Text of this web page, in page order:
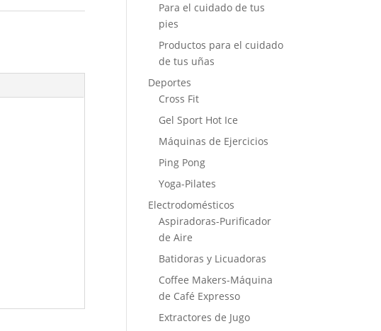
Para el cuidado de tus
pies
Productos para el cuidado
de tus uñas
Deportes
Cross Fit
Gel Sport Hot Ice
Máquinas de Ejercicios
Ping Pong
Yoga-Pilates
Electrodomésticos
Aspiradoras-Purificador
de Aire
Batidoras y Licuadoras
Coffee Makers-Máquina
de Café Expresso
Extractores de Jugo